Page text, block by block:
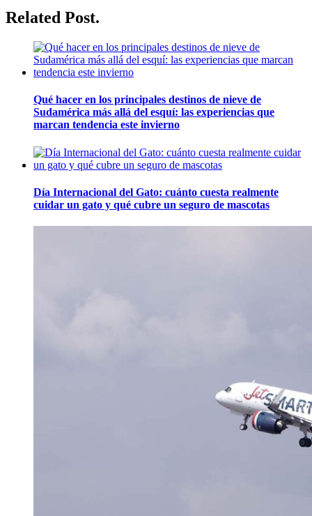
Related Post.
Qué hacer en los principales destinos de nieve de
Sudamérica más allá del esquí: las experiencias que
marcan tendencia este invierno
Día Internacional del Gato: cuánto cuesta realmente
cuidar un gato y qué cubre un seguro de mascotas